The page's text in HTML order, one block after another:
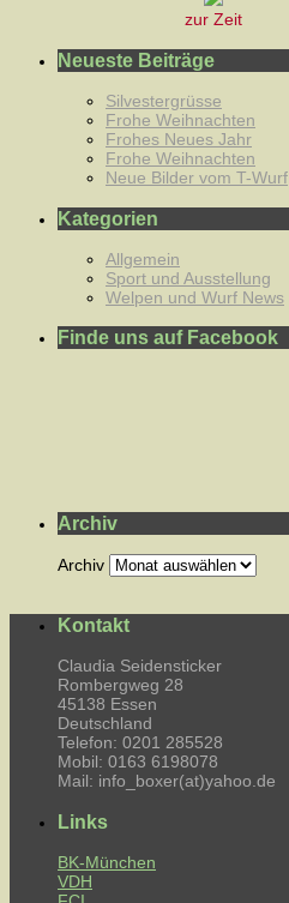
zur Zeit
Neueste Beiträge
Silvestergrüsse
Frohe Weihnachten
Frohes Neues Jahr
Frohe Weihnachten
Neue Bilder vom T-Wurf
Kategorien
Allgemein
Sport und Ausstellung
Welpen und Wurf News
Finde uns auf Facebook
Archiv
Archiv
Kontakt
Claudia Seidensticker
Rombergweg 28
45138 Essen
Deutschland
Telefon: 0201 285528
Mobil: 0163 6198078
Mail: info_boxer(at)yahoo.de
Links
BK-München
VDH